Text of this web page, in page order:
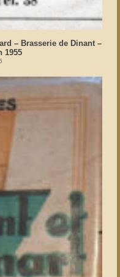
– Brasserie de Dinant –
1955